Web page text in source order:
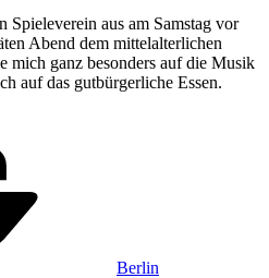
Spieleverein aus am Samstag vor
Abend dem mittelalterlichen
mich ganz besonders auf die Musik
auf das gutbürgerliche Essen.
Berlin